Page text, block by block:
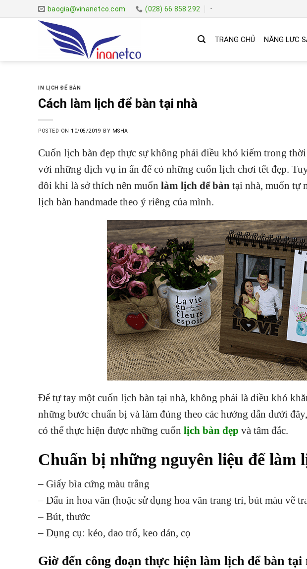
to
baogia@vinanetco.com (028) 66 858 292 -
TRANG CHỦ NĂNG LỰC
IN LỊCH ĐỂ BÀN
Cách làm lịch để bàn tại nhà
POSTED ON 10/05/2019 BY MSHA
Cuốn lịch bàn đẹp thực sự không phải điều khó kiếm trong
với những dịch vụ in ấn để có những cuốn lịch chơi tết đẹp.
đôi khi là sở thích nên muốn làm lịch để bàn tại nhà, muốn tự
lịch bàn handmade theo ý riêng của mình.
Để tự tay một cuốn lịch bàn tại nhà, không phải là điều khó
những bước chuẩn bị và làm đúng theo các hướng dẫn dưới
có thể thực hiện được những cuốn lịch bàn đẹp và tâm đắc.
Chuẩn bị những nguyên liệu để làm
– Giấy bìa cứng màu trắng
– Dấu in hoa văn (hoặc sử dụng hoa văn trang trí, bút màu vẽ
– Bút, thước
– Dụng cụ: kéo, dao trổ, keo dán, cọ
Giờ đến công đoạn thực hiện làm lịch để bàn tại